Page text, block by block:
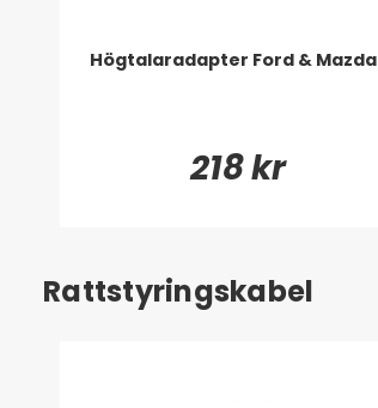
Högtalaradapter Ford & Mazda
218 kr
Rattstyringskabel